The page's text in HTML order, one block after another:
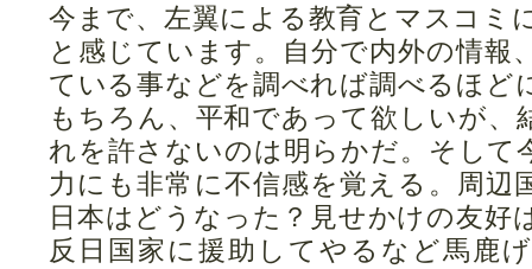
今まで、左翼による教育とマスコミ
と感じています。自分で内外の情報
ている事などを調べれば調べるほど
もちろん、平和であって欲しいが、
れを許さないのは明らかだ。そして
力にも非常に不信感を覚える。周辺
日本はどうなった？見せかけの友好
反日国家に援助してやるなど馬鹿